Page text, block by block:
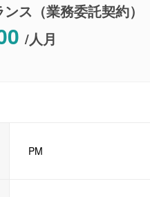
ス（業務委託契約）
/人月
PM